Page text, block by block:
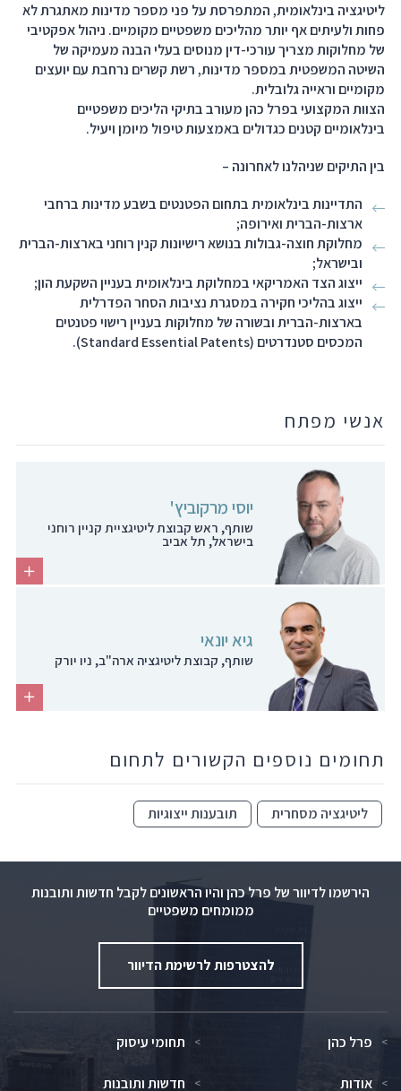
ליטיגציה בינלאומית, המתפרסת על פני מספר מדינות מאתגרת לא
פחות ולעיתים אף יותר מהליכים משפטיים מקומיים. ניהול אפקטיבי
של מחלוקות מצריך עורכי-דין מנוסים בעלי הבנה מעמיקה של
השיטה המשפטית במספר מדינות, רשת קשרים נרחבת עם יועצים
מקומיים וראייה גלובלית.
הצוות המקצועי בפרל כהן מעורב בתיקי הליכים משפטיים
בינלאומיים קטנים כגדולים באמצעות טיפול מיומן ויעיל.
בין התיקים שניהלנו לאחרונה –
התדיינות בינלאומית בתחום הפטנטים בשבע מדינות ברחבי
ארצות-הברית ואירופה;
מחלוקת חוצה-גבולות בנושא רישיונות קנין רוחני בארצות-הברית
ובישראל;
ייצוג הצד האמריקאי במחלוקת בינלאומית בעניין השקעת הון;
ייצוג בהליכי חקירה במסגרת נציבות הסחר הפדרלית
בארצות-הברית ובשורה של מחלוקות בעניין רישוי פטנטים
המכסים סטנדרטים (Standard Essential Patents).
אנשי מפתח
יוסי מרקוביץ'
שותף, ראש קבוצת ליטיגציית קניין רוחני
בישראל, תל אביב
גיא יונאי
שותף, קבוצת ליטיגציה ארה"ב, ניו יורק
תחומים נוספים הקשורים לתחום
ליטיגציה מסחרית תובענות ייצוגיות
הירשמו לדיוור של פרל כהן והיו הראשונים לקבל חדשות ותובנות
ממומחים משפטיים
להצטרפות לרשימת הדיוור
פרל כהן
אודות
תחומי עיסוק
חדשות ותובנות